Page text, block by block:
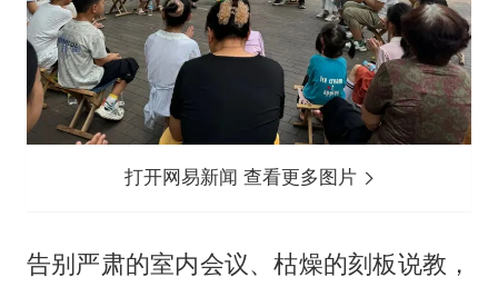
打开网易新闻 查看更多图片
告别严肃的室内会议、枯燥的刻板说教，